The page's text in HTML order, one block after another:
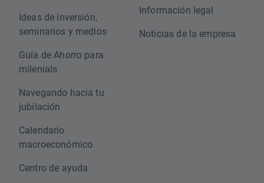
Ideas de inversión,
seminarios y medios
Guía de Ahorro para
milenials
Navegando hacia tu
jubilación
Calendario
macroeconómico
Centro de ayuda
Información legal
Noticias de la empresa